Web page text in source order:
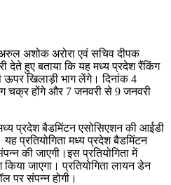
अशोक अरोरा एवं सचिव दीपक
देते हुए बताया कि यह मध्य प्रदेश रैंकिंग
ऊपर खिलाड़ी भाग लेंगे। दिनांक 4
चक्र होंगे और 7 जनवरी से 9 जनवरी
प्रदेश बैडमिंटन एसोसिएशन की आईडी
यह प्रतियोगिता मध्य प्रदेश बैडमिंटन
की जाएगी।इस प्रतियोगिता में
जाएगा। प्रतियोगिता लायन डेन
पर संपन्न होगी।